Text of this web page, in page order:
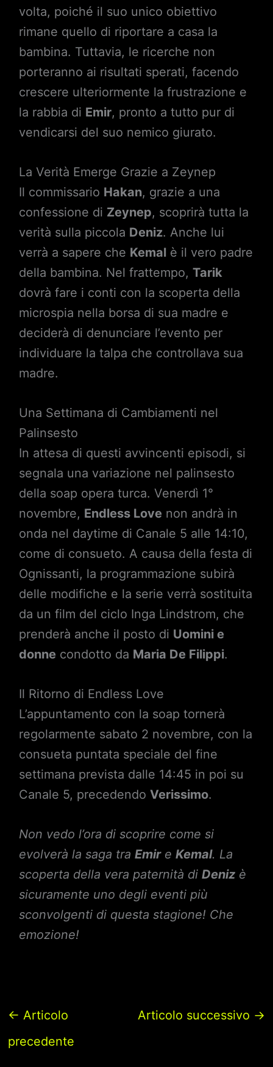
volta, poiché il suo unico obiettivo
rimane quello di riportare a casa la
bambina. Tuttavia, le ricerche non
porteranno ai risultati sperati, facendo
crescere ulteriormente la frustrazione e
la rabbia di Emir, pronto a tutto pur di
vendicarsi del suo nemico giurato.
La Verità Emerge Grazie a Zeynep
Il commissario Hakan, grazie a una
confessione di Zeynep, scoprirà tutta la
verità sulla piccola Deniz. Anche lui
verrà a sapere che Kemalè il vero padre
della bambina. Nel frattempo, Tarik
dovrà fare i conti con la scoperta della
microspia nella borsa di sua madre e
deciderà di denunciare l’evento per
individuare la talpa che controllava sua
madre.
Una Settimana di Cambiamenti nel
Palinsesto
In attesa di questi avvincenti episodi, si
segnala una variazione nel palinsesto
della soap opera turca. Venerdì 1°
novembre, Endless Love non andrà in
onda nel daytime di Canale 5 alle 14:10,
come di consueto. A causa della festa di
Ognissanti, la programmazione subirà
delle modifiche e la serie verrà sostituita
da un film del ciclo Inga Lindstrom, che
prenderà anche il posto di Uomini e
donne condotto da Maria De Filippi.
Il Ritorno di Endless Love
L’appuntamento con la soap tornerà
regolarmente sabato 2 novembre, con la
consueta puntata speciale del fine
settimana prevista dalle 14:45 in poi su
Canale 5, precedendo Verissimo.
Non vedo l’ora di scoprire come si
evolverà la saga tra Emire Kemal. La
scoperta della vera paternità di Denizè
sicuramente uno degli eventi più
sconvolgenti di questa stagione! Che
emozione!
← Articolo
precedente
Articolo successivo →